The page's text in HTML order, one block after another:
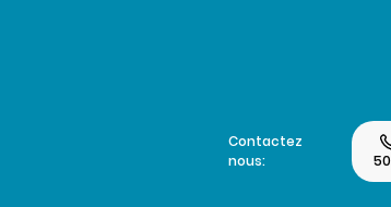
Contactez
nous:
50